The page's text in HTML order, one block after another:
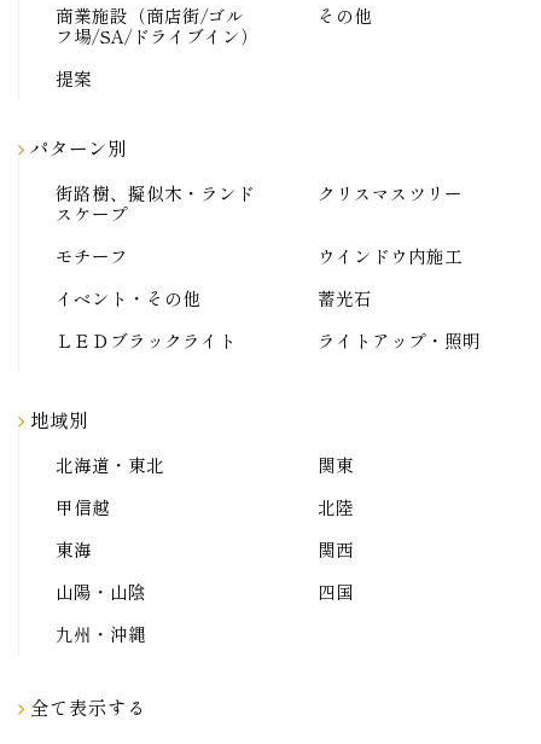
商業施設（商店街/ゴル
フ場/SA/ドライブイン）
その他
提案
パターン別
街路樹、擬似木・ランド
スケープ
クリスマスツリー
モチーフ
ウインドウ内施工
イベント・その他
蓄光石
ＬＥＤブラックライト
ライトアップ・照明
地域別
北海道・東北
関東
甲信越
北陸
東海
関西
山陽・山陰
四国
九州・沖縄
全て表示する